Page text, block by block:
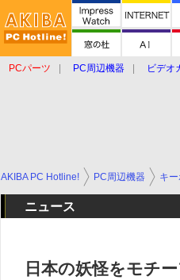
PCパーツ PC周辺機器 ビデオ
AKIBA PC Hotline! PC周辺機器 キ
ニュース
日本の妖怪をモチ